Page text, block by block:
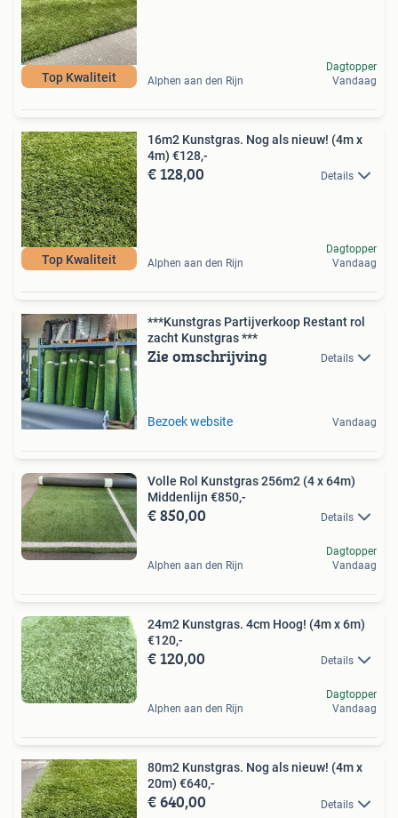
Top Kwaliteit Alphen aan den Rijn
Dagtopper
Vandaag
Top Kwaliteit
16m2 Kunstgras. Nog als nieuw! (4m x
4m) €128,-
€ 128,00 Details
Alphen aan den Rijn
Dagtopper
Vandaag
***Kunstgras Partijverkoop Restant rol
zacht Kunstgras ***
Zie omschrijving Details
Bezoek website Vandaag
Volle Rol Kunstgras 256m2 (4 x 64m)
Middenlijn €850,-
€ 850,00 Details
Alphen aan den Rijn
Dagtopper
Vandaag
24m2 Kunstgras. 4cm Hoog! (4m x 6m)
€120,-
€ 120,00 Details
Alphen aan den Rijn
Dagtopper
Vandaag
80m2 Kunstgras. Nog als nieuw! (4m x
20m) €640,-
€ 640,00 Details